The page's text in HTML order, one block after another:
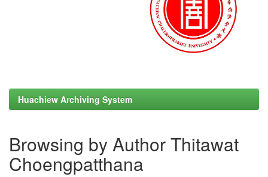
Huachiew Archiving System
Browsing by Author Thitawat
Choengpatthana